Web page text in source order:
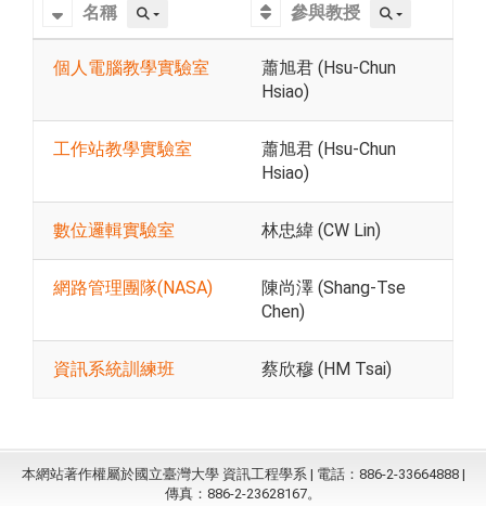
名稱 參與教授
個人電腦教學實驗室
蕭旭君 (Hsu-Chun
Hsiao)
工作站教學實驗室
蕭旭君 (Hsu-Chun
Hsiao)
數位邏輯實驗室 林忠緯 (CW Lin)
網路管理團隊(NASA)
陳尚澤 (Shang-Tse
Chen)
資訊系統訓練班 蔡欣穆 (HM Tsai)
本網站著作權屬於國立臺灣大學 資訊工程學系 | 電話：886-2-33664888 |
傳真：886-2-23628167。